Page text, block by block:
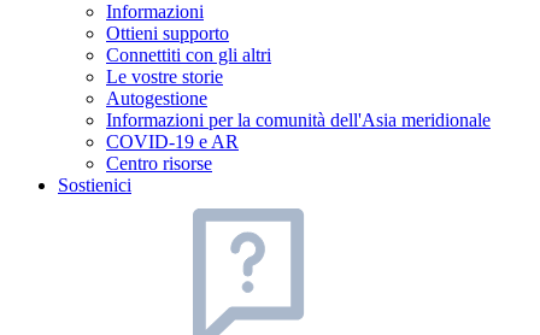
Informazioni
Ottieni supporto
Connettiti con gli altri
Le vostre storie
Autogestione
Informazioni per la comunità dell'Asia meridionale
COVID-19 e AR
Centro risorse
Sostienici